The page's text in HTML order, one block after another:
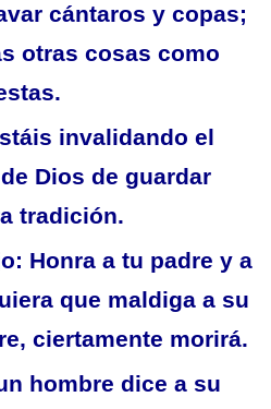
cántaros y copas;
otras cosas como
invalidando el
Dios de guardar
tradición.
Honra a tu padre y a
que maldiga a su
ciertamente morirá.
hombre dice a su